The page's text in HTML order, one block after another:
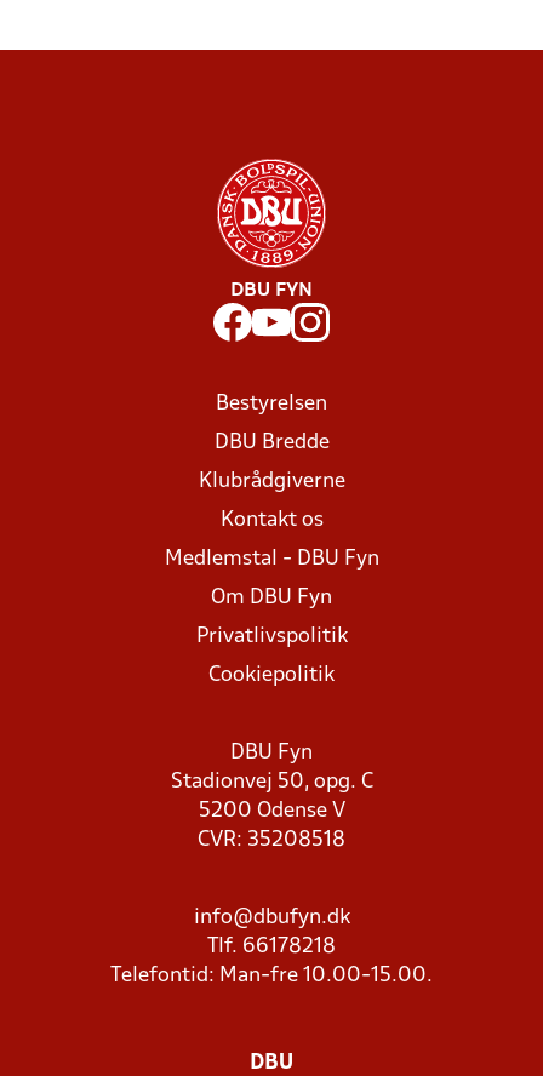
DBU FYN
Bestyrelsen
DBU Bredde
Klubrådgiverne
Kontakt os
Medlemstal - DBU Fyn
Om DBU Fyn
Privatlivspolitik
Cookiepolitik
DBU Fyn
Stadionvej 50, opg. C
5200 Odense V
CVR: 35208518
info@dbufyn.dk
Tlf. 66178218
Telefontid: Man-fre 10.00-15.00.
DBU